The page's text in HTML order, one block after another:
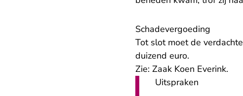
Schadevergoeding
Tot slot moet de
duizend euro.
Zie: Zaak Koen Everink.
Uitspraken